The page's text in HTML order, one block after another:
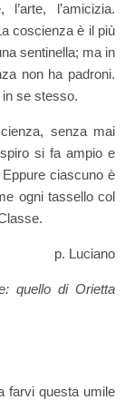
l’amicizia.
coscienza è il più
sentinella; ma in
non ha padroni.
se stesso.
senza mai
si fa ampio e
ciascuno è
ogni tassello col
p. Luciano
quello di Orietta
farvi questa umile